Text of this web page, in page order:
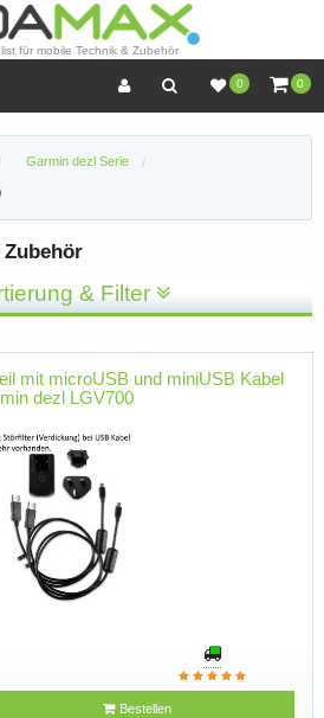
für mobile Technik & Zubehör
0 0
Garmin dezl Serie
Zubehör
& Filter
mit microUSB und miniUSB Kabel
dezl LGV700
Bestellen